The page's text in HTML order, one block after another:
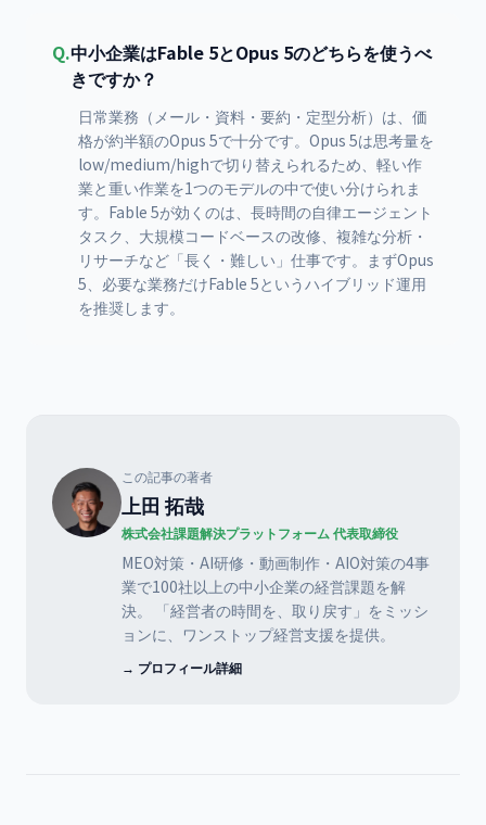
Q.中小企業はFable 5とOpus 5のどちらを使うべ
きですか？
日常業務（メール・資料・要約・定型分析）は、価
格が約半額のOpus 5で十分です。Opus 5は思考量を
low/medium/highで切り替えられるため、軽い作
業と重い作業を1つのモデルの中で使い分けられま
す。Fable 5が効くのは、長時間の自律エージェント
タスク、大規模コードベースの改修、複雑な分析・
リサーチなど「長く・難しい」仕事です。まずOpus
5、必要な業務だけFable 5というハイブリッド運用
を推奨します。
この記事の著者
上田 拓哉
株式会社課題解決プラットフォーム 代表取締役
MEO対策・AI研修・動画制作・AIO対策の4事
業で100社以上の中小企業の経営課題を解
決。 「経営者の時間を、取り戻す」をミッシ
ョンに、ワンストップ経営支援を提供。
→ プロフィール詳細